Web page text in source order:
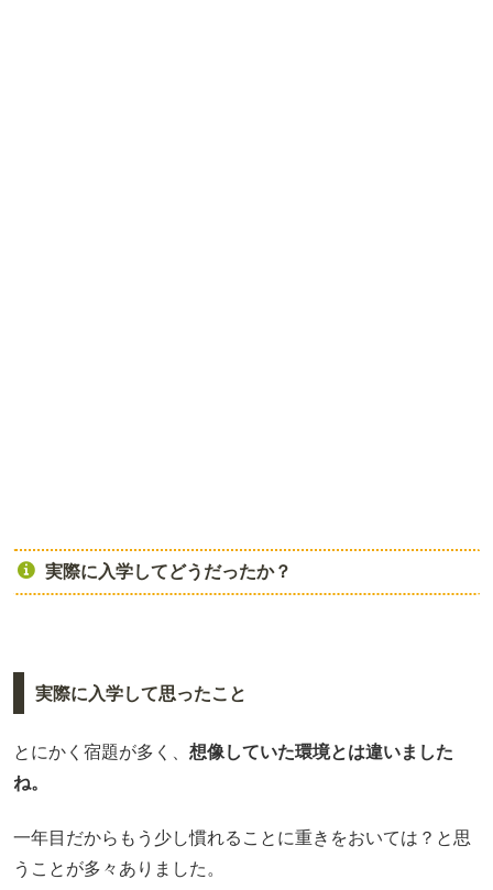
実際に入学してどうだったか？
実際に入学して思ったこと
とにかく宿題が多く、 想像していた環境とは違いました
ね。
一年目だからもう少し慣れることに重きをおいては？と思
うことが多々ありました。